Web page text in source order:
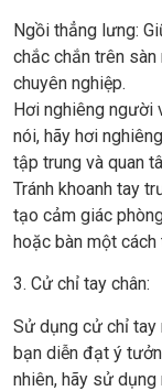
Ngồi thẳng lưng:
chắc chắn trên
chuyên nghiệp.
Hơi nghiêng người
nói, hãy hơi
tập trung và quan
Tránh khoanh tay
tạo cảm giác
hoặc bàn một cách
3. Cử chỉ tay chân:
Sử dụng cử chỉ tay
bạn diễn đạt ý
nhiên, hãy sử